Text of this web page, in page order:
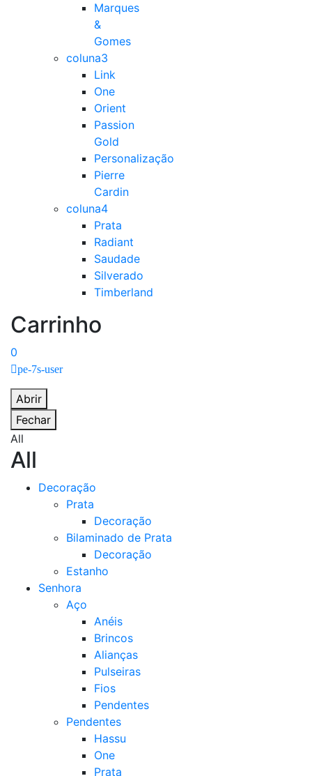
Marques
&
Gomes
coluna3
Link
One
Orient
Passion
Gold
Personalização
Pierre
Cardin
coluna4
Prata
Radiant
Saudade
Silverado
Timberland
Carrinho
0
pe-7s-user
Abrir
Fechar
All
All
Decoração
Prata
Decoração
Bilaminado de Prata
Decoração
Estanho
Senhora
Aço
Anéis
Brincos
Alianças
Pulseiras
Fios
Pendentes
Pendentes
Hassu
One
Prata